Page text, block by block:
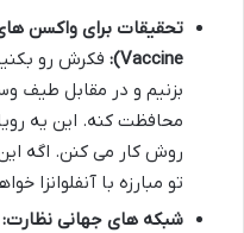
Vaccine):
فکرش رو
بزنیم و در مقابل طیف
محافظت کنه. این یه
روش کار می کنن. اگه
تو مبارزه با آنفلوانزا
شبکه های جهانی نظارت: